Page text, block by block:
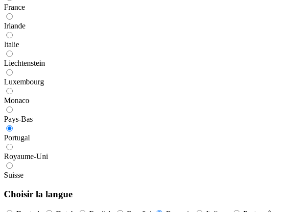
France
Irlande
Italie
Liechtenstein
Luxembourg
Monaco
Pays-Bas
Portugal
Royaume-Uni
Suisse
Choisir la langue